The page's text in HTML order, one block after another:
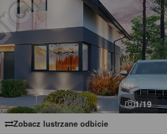
1/19
Zobacz lustrzane odbicie